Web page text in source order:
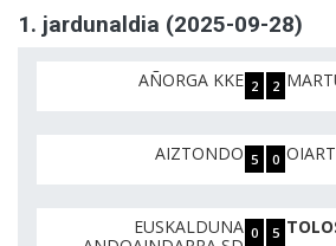
1. jardunaldia (2025-09-28)
AÑORGA KKE 2 2
AIZTONDO 5 0
EUSKALDUNA 0 5